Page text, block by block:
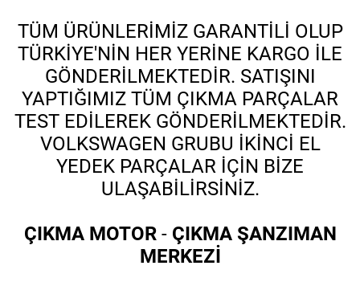
TÜM ÜRÜNLERİMİZ GARANTİLİ OLUP
TÜRKİYE'NİN HER YERİNE KARGO İLE
GÖNDERİLMEKTEDİR. SATIŞINI
YAPTIĞIMIZ TÜM ÇIKMA PARÇALAR
TEST EDİLEREK GÖNDERİLMEKTEDİR.
VOLKSWAGEN GRUBU İKİNCİ EL
YEDEK PARÇALAR İÇİN BİZE
ULAŞABİLİRSİNİZ.
ÇIKMA MOTOR- ÇIKMA ŞANZIMAN
MERKEZİ